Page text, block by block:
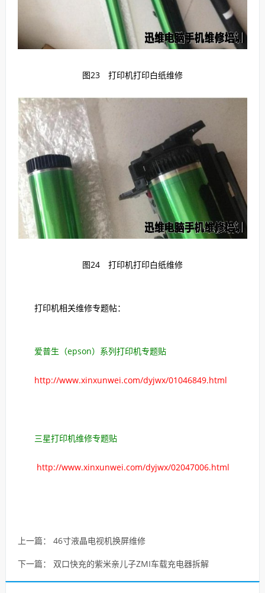
图23 打印机打印白纸维修
图24 打印机打印白纸维修
打印机相关维修专题帖：
爱普生（epson）系列打印机专题贴
http://www.xinxunwei.com/dyjwx/01046849.html
三星打印机维修专题贴
http://www.xinxunwei.com/dyjwx/02047006.html
上一篇： 46寸液晶电视机换屏维修
下一篇： 双口快充的紫米亲儿子ZMI车载充电器拆解